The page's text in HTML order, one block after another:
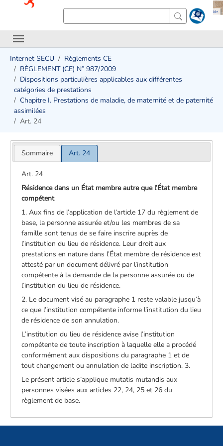
Internet SECU
Règlements CE
RÈGLEMENT (CE) N° 987/2009
Dispositions particulières applicables aux différentes
catégories de prestations
Chapitre I. Prestations de maladie, de maternité et de paternité
assimilées
Art. 24
Sommaire Art. 24
Art. 24
Résidence dans un État membre autre que l’État membre
compétent
1. Aux fins de l’application de l’article 17 du règlement de
base, la personne assurée et/ou les membres de sa
famille sont tenus de se faire inscrire auprès de
l’institution du lieu de résidence. Leur droit aux
prestations en nature dans l’État membre de résidence est
attesté par un document délivré par l’institution
compétente à la demande de la personne assurée ou de
l’institution du lieu de résidence.
2. Le document visé au paragraphe 1 reste valable jusqu’à
ce que l’institution compétente informe l’institution du lieu
de résidence de son annulation.
L’institution du lieu de résidence avise l’institution
compétente de toute inscription à laquelle elle a procédé
conformément aux dispositions du paragraphe 1 et de
tout changement ou annulation de ladite inscription. 3.
Le présent article s’applique mutatis mutandis aux
personnes visées aux articles 22, 24, 25 et 26 du
règlement de base.